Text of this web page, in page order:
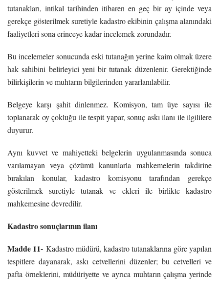
tutanakları, intikal tarihinden itibaren en geç bir ay içinde veya
gerekçe gösterilmek suretiyle kadastro ekibinin çalışma alanındaki
faaliyetleri sona erinceye kadar incelemek zorundadır.
Bu incelemeler sonucunda eski tutanağın yerine kaim olmak üzere
hak sahibini belirleyici yeni bir tutanak düzenlenir. Gerektiğinde
bilirkişilerin ve muhtarın bilgilerinden yararlanılabilir.
Belgeye karşı şahit dinlenmez. Komisyon, tam üye sayısı ile
toplanarak oy çokluğu ile tespit yapar, sonuç askı ilanı ile ilgililere
duyurur.
Aynı kuvvet ve mahiyetteki belgelerin uygulanmasında sonuca
varılamayan veya çözümü kanunlarla mahkemelerin takdirine
bırakılan konular, kadastro komisyonu tarafından gerekçe
gösterilmek suretiyle tutanak ve ekleri ile birlikte kadastro
mahkemesine devredilir.
Kadastro sonuçlarının ilanı
Madde 11- Kadastro müdürü, kadastro tutanaklarına göre yapılan
tespitlere dayanarak, askı cetvellerini düzenler; bu cetvelleri ve
pafta örneklerini, müdüriyette ve ayrıca muhtarın çalışma yerinde